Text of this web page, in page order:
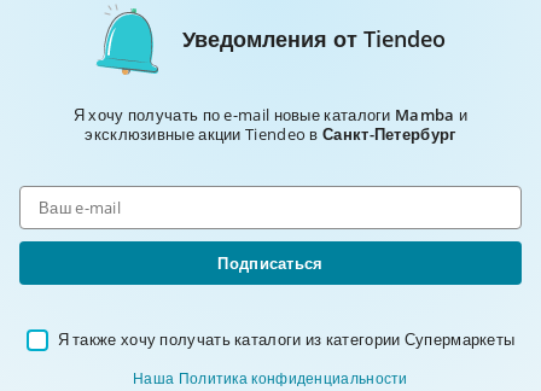
Уведомления от Tiendeo
Я хочу получать по e-mail новые каталоги Mamba и
эксклюзивные акции Tiendeo вСанкт-Петербург
Подписаться
Я также хочу получать каталоги из категории Супермаркеты
Наша Политика конфиденциальности